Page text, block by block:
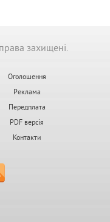
захищені.
Оголошення
Реклама
Передплата
PDF версія
Контакти